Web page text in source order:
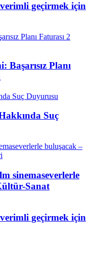
geçirmek için
Planı
Suç
sinemaseverlerle
Sanat
geçirmek için